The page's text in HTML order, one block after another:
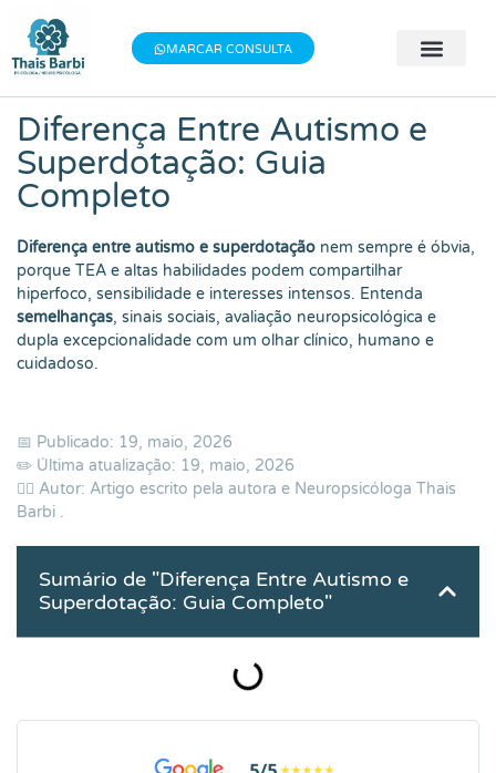
Baixe meu E-book gratuito "3 Técnicas do
Bem-estar"!
MARCAR CONSULTA
Diferença Entre Autismo e
Superdotação: Guia
Completo
Diferença entre autismo e superdotação nem sempre é óbvia,
porque TEA e altas habilidades podem compartilhar
hiperfoco, sensibilidade e interesses intensos. Entenda
semelhanças, sinais sociais, avaliação neuropsicológica e
dupla excepcionalidade com um olhar clínico, humano e
cuidadoso.
📅 Publicado: 19, maio, 2026
✏️ Última atualização: 19, maio, 2026
👨‍⚕️ Autor: Artigo escrito pela autora e Neuropsicóloga Thais
Barbi .
Sumário de "Diferença Entre Autismo e
Superdotação: Guia Completo"